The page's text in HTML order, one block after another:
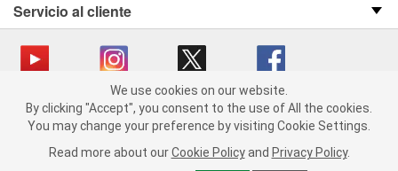
We use cookies on our website. By clicking "Accept", you consent
to the use of All the cookies.
You may change your preference by visiting Cookie Settings.
Read more about our Cookie Policy and Privacy Policy.
Servicio al cliente
Copyright © 2008-2026 O’Reilly Auto Parts v OST_3.2.0.0.729 (3) cv1361
catalog_main
Política de privacidad
Ley de transparencia en las cadenas de suministro
We use cookies on our website.
By clicking "Accept", you consent to the use of All the cookies.
You may change your preference by visiting Cookie Settings.
Read more about our Cookie Policy and Privacy Policy.